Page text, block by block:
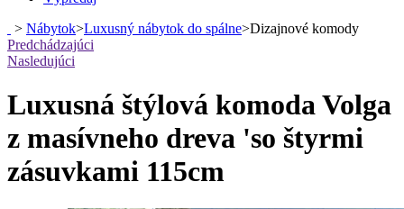
> Nábytok>Luxusný nábytok do spálne>Dizajnové komody
Predchádzajúci
Nasledujúci
Luxusná štýlová komoda Volga
z masívneho dreva 'so štyrmi
zásuvkami 115cm